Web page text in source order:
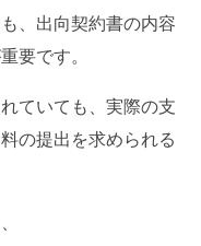
、出向契約書の内容
要です。
ていても、実際の支
の提出を求められる